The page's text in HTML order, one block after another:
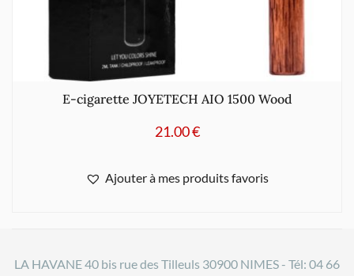
E-cigarette JOYETECH AIO 1500 Wood
21.00€
Ajouter à mes produits favoris
LA HAVANE 40 bis rue des Tilleuls 30900 NIMES - Tél: 04 66